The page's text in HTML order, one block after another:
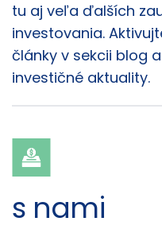
tu aj veľa ďalších
investovania.
články v sekcii blog
investičné aktuality.
s nami